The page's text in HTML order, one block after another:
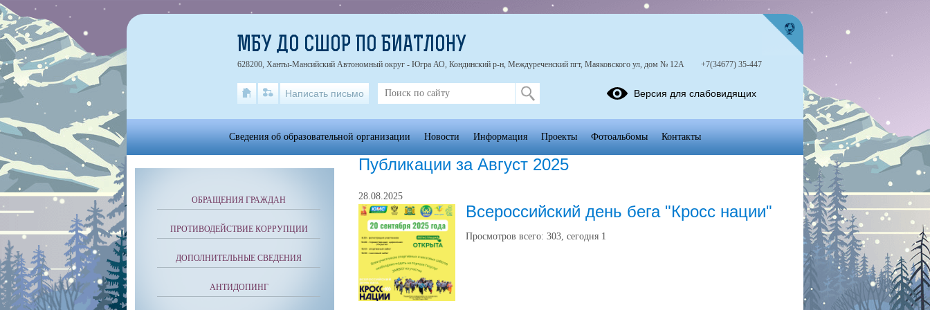
Публикации за Август 2025
28.08.2025
Всероссийский день бега "Кросс нации"
Просмотров всего: 303, сегодня 1
ОБРАЩЕНИЯ ГРАЖДАН
ПРОТИВОДЕЙСТВИЕ КОРРУПЦИИ
ДОПОЛНИТЕЛЬНЫЕ СВЕДЕНИЯ
АНТИДОПИНГ
МБУ ДО СШОР ПО БИАТЛОНУ
628200, Ханты-Мансийский Автономный округ - Югра АО, Кондинский р-н, Междуреченский пгт, Маяковского ул, дом № 12А +7(34677) 35-447
Написать письмо Версия для слабовидящих
Сведения об образовательной организации Новости Информация Проекты Фотоальбомы Контакты